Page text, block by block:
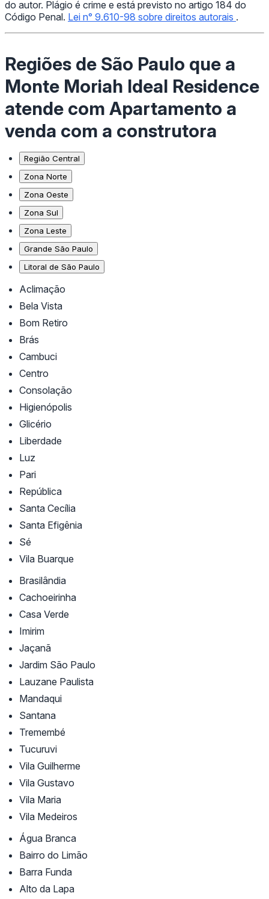
do autor. Plágio é crime e está previsto no artigo 184 do
Código Penal. Lei n° 9.610-98 sobre direitos autorais .
Regiões de São Paulo que a
Monte Moriah Ideal Residence
atende com Apartamento a
venda com a construtora
Região Central
Zona Norte
Zona Oeste
Zona Sul
Zona Leste
Grande São Paulo
Litoral de São Paulo
Aclimação
Bela Vista
Bom Retiro
Brás
Cambuci
Centro
Consolação
Higienópolis
Glicério
Liberdade
Luz
Pari
República
Santa Cecília
Santa Efigênia
Sé
Vila Buarque
Brasilândia
Cachoeirinha
Casa Verde
Imirim
Jaçanã
Jardim São Paulo
Lauzane Paulista
Mandaqui
Santana
Tremembé
Tucuruvi
Vila Guilherme
Vila Gustavo
Vila Maria
Vila Medeiros
Água Branca
Bairro do Limão
Barra Funda
Alto da Lapa